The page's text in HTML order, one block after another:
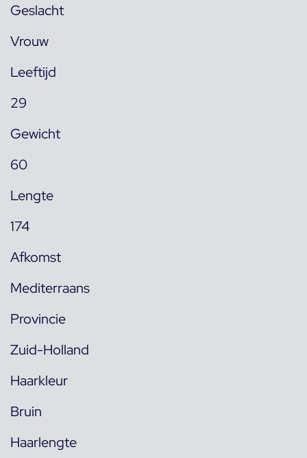
Geslacht
Vrouw
Leeftijd
29
Gewicht
60
Lengte
174
Afkomst
Mediterraans
Provincie
Zuid-Holland
Haarkleur
Bruin
Haarlengte